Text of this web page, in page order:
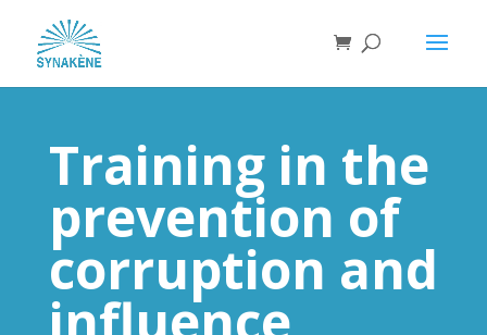
Training in the
prevention of
corruption and